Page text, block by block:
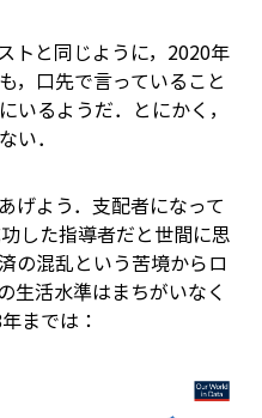
トと同じように，2020年
，口先で言っていること
いるようだ．とにかく，
い．
げよう．支配者になって
した指導者だと世間に思
の混乱という苦境からロ
生活水準はまちがいなく
までは：